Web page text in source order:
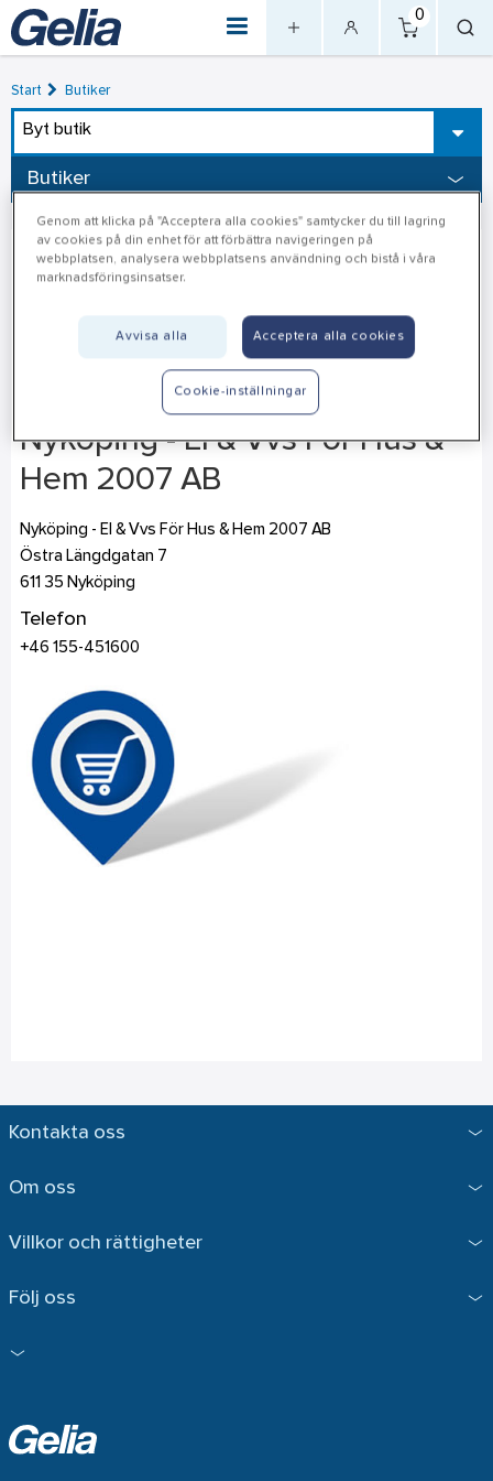
0
Start Butiker
Byt butik
Butiker
Nyköping - El & Vvs För Hus &
Hem 2007 AB
Nyköping - El & Vvs För Hus & Hem 2007 AB
Östra Längdgatan 7
611 35 Nyköping
Telefon
+46 155-451600
Kontakta oss
Om oss
Villkor och rättigheter
Följ oss
Genom att klicka på "Acceptera alla cookies" samtycker du till lagring
av cookies på din enhet för att förbättra navigeringen på
webbplatsen, analysera webbplatsens användning och bistå i våra
marknadsföringsinsatser.
Avvisa alla Acceptera alla cookies
Cookie-inställningar